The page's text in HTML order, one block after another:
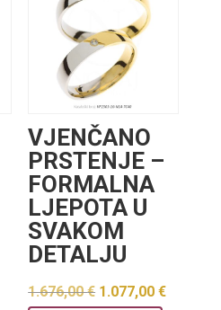
Trenutna
VJENČANO
PRSTENJE –
FORMALNA
LJEPOTA U
SVAKOM
DETALJU
1.676,00€ Izvorna
1.077,00€